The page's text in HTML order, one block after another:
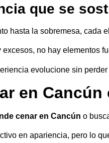
que se
hasta la sobremesa, cada
excesos, no hay elementos
evolucione sin
en
cenar en Cancún o
en apariencia, pero lo